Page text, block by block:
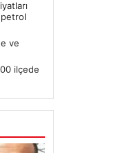
ve
ilçede